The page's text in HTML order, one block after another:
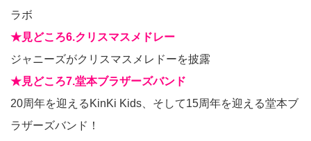
ラボ
★見どころ6.クリスマスメドレー
ジャニーズがクリスマスメレドーを披露
★見どころ7.堂本ブラザーズバンド
20周年を迎えるKinKi Kids、そして15周年を迎える堂本ブ
ラザーズバンド！